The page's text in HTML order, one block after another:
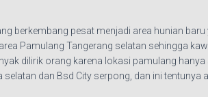
berkembang pesat menjadi area hunian
Pamulang Tangerang selatan sehingga
dilirik orang karena lokasi pamulang
dan Bsd City serpong, dan ini